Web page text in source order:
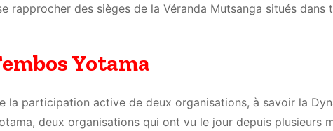
rapprocher des sièges de la Véranda Mutsanga situés dans
Yotama
la participation active de deux organisations, à savoir la
deux organisations qui ont vu le jour depuis plusieurs